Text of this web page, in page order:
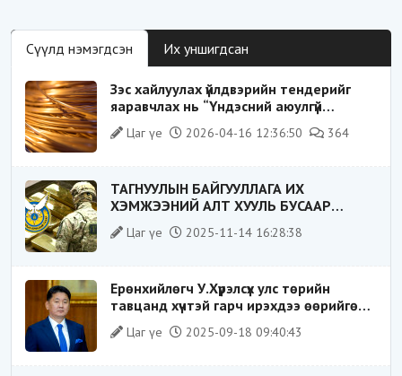
Сүүлд нэмэгдсэн Их уншигдсан
Зэс хайлуулах үйлдвэрийн тендерийг
яаравчлах нь “Үндэсний аюулгүй
байдал“-д эрсдэлтэй юу?
Цаг үе 2026-04-16 12:36:50 364
ТАГНУУЛЫН БАЙГУУЛЛАГА ИХ
ХЭМЖЭЭНИЙ АЛТ ХУУЛЬ БУСААР
ХИЛЭЭР ГАРГАХ ГЭЖ БАЙСАН
ҮЙЛДЛИЙГ ТАСЛАН ЗОГСООЛОО
Цаг үе 2025-11-14 16:28:38
Ерөнхийлөгч У.Хүрэлсүх улс төрийн
тавцанд хүчтэй гарч ирэхдээ өөрийгөө
шударга ёсны төлөө тэмцэгч, “хуучин
тогтолцооны хонгилыг нураагч” гэсэн
Цаг үе 2025-09-18 09:40:43